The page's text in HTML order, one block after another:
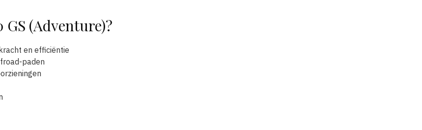
GS (Adventure)?
en efficiëntie
paden